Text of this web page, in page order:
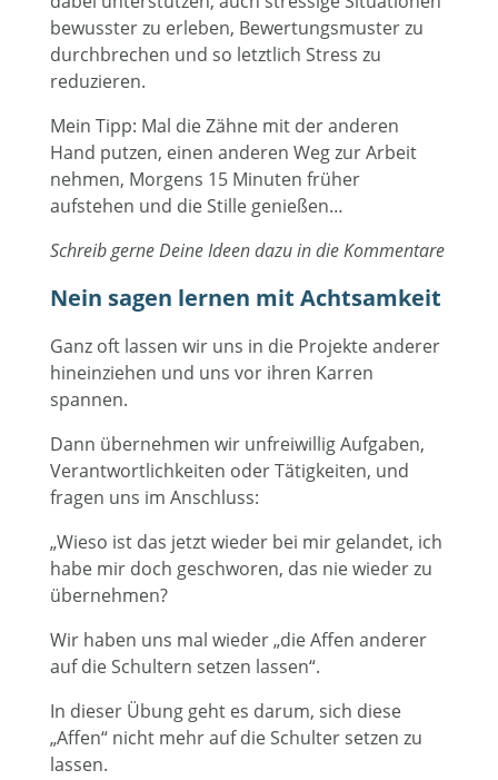
bewusster zu erleben, Bewertungsmuster zu
durchbrechen und so letztlich Stress zu
reduzieren.
Mein Tipp: Mal die Zähne mit der anderen
Hand putzen, einen anderen Weg zur Arbeit
nehmen, Morgens 15 Minuten früher
aufstehen und die Stille genießen…
Schreib gerne Deine Ideen dazu in die Kommentare
Nein sagen lernen mit Achtsamkeit
Ganz oft lassen wir uns in die Projekte anderer
hineinziehen und uns vor ihren Karren
spannen.
Dann übernehmen wir unfreiwillig Aufgaben,
Verantwortlichkeiten oder Tätigkeiten, und
fragen uns im Anschluss:
„Wieso ist das jetzt wieder bei mir gelandet, ich
habe mir doch geschworen, das nie wieder zu
übernehmen?
Wir haben uns mal wieder „die Affen anderer
auf die Schultern setzen lassen“.
In dieser Übung geht es darum, sich diese
„Affen“ nicht mehr auf die Schulter setzen zu
lassen.